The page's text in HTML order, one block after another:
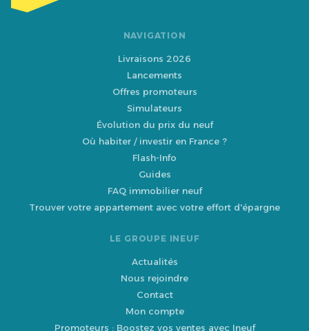
NAVIGATION
Livraisons 2026
Lancements
Offres promoteurs
Simulateurs
Évolution du prix du neuf
Où habiter / investir en France ?
Flash-Info
Guides
FAQ immobilier neuf
Trouver votre appartement avec votre effort d'épargne
LE GROUPE INEUF
Actualités
Nous rejoindre
Contact
Mon compte
Promoteurs : Boostez vos ventes avec Ineuf